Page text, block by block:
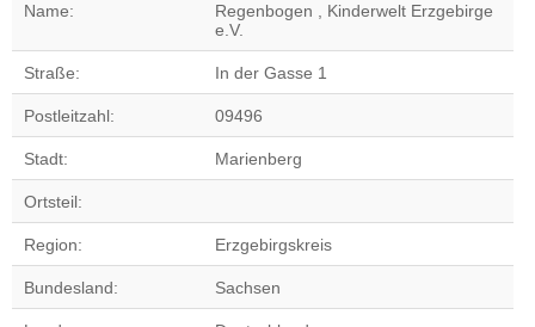
Name:
Regenbogen , Kinderwelt Erzgebirge
e.V.
Straße: In der Gasse 1
Postleitzahl: 09496
Stadt: Marienberg
Ortsteil:
Region: Erzgebirgskreis
Bundesland: Sachsen